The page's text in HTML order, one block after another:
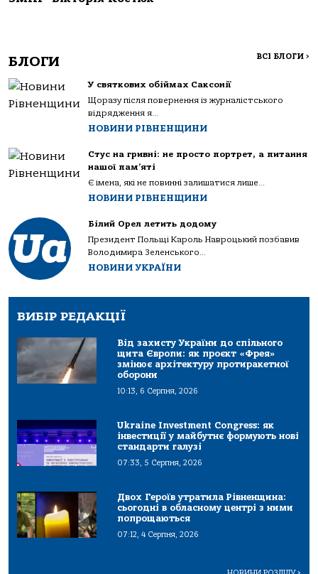
БЛОГИ ВСІ БЛОГИ >
У святкових обіймах Саксонії
Щоразу після повернення із журналістського
відрядження я...
НОВИНИ РІВНЕНЩИНИ
Стус на гривні: не просто портрет, а питання
нашої пам’яті
Є імена, які не повинні залишатися лише...
НОВИНИ РІВНЕНЩИНИ
Білий Орел летить додому
Президент Польщі Кароль Навроцький позбавив
Володимира Зеленського...
НОВИНИ УКРАЇНИ
ВИБІР РЕДАКЦІЇ
Від захисту України до спільного
щита Європи: як проєкт «Фрея»
змінює архітектуру протиракетної
оборони
10:13, 6 Серпня, 2026
Ukraine Investment Congress: як
інвестиції у майбутнє формують нові
стандарти галузі
07:33, 5 Серпня, 2026
Двох Героїв утратила Рівненщина:
сьогодні в обласному центрі з ними
попрощаються
07:12, 4 Серпня, 2026